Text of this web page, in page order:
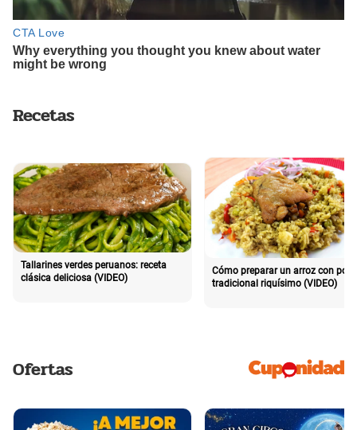
Recetas
Tallarines verdes peruanos: receta
clásica deliciosa (VIDEO)
Cómo preparar un arroz con pollo
tradicional riquísimo (VIDEO)
Ofertas